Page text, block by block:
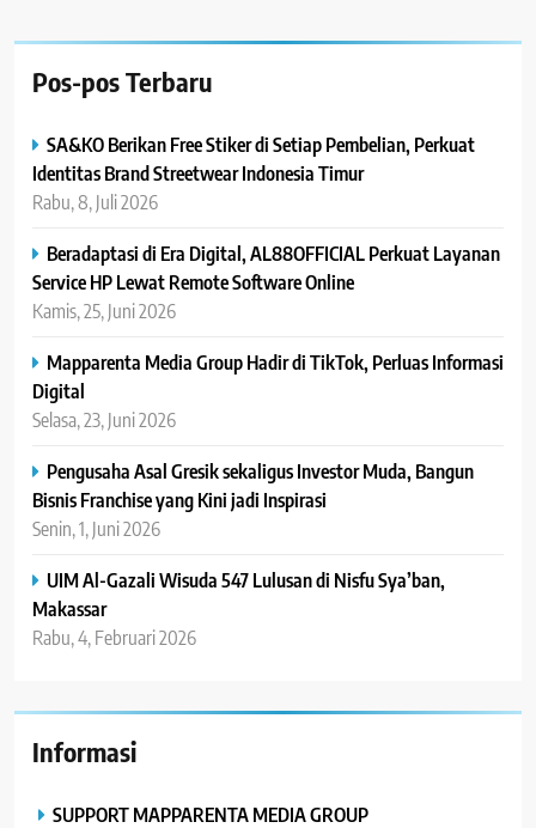
Pos-pos Terbaru
SA&KO Berikan Free Stiker di Setiap Pembelian, Perkuat
Identitas Brand Streetwear Indonesia Timur
Rabu, 8, Juli 2026
Beradaptasi di Era Digital, AL88OFFICIAL Perkuat Layanan
Service HP Lewat Remote Software Online
Kamis, 25, Juni 2026
Mapparenta Media Group Hadir di TikTok, Perluas Informasi
Digital
Selasa, 23, Juni 2026
Pengusaha Asal Gresik sekaligus Investor Muda, Bangun
Bisnis Franchise yang Kini jadi Inspirasi
Senin, 1, Juni 2026
UIM Al-Gazali Wisuda 547 Lulusan di Nisfu Sya’ban,
Makassar
Rabu, 4, Februari 2026
Informasi
SUPPORT MAPPARENTA MEDIA GROUP